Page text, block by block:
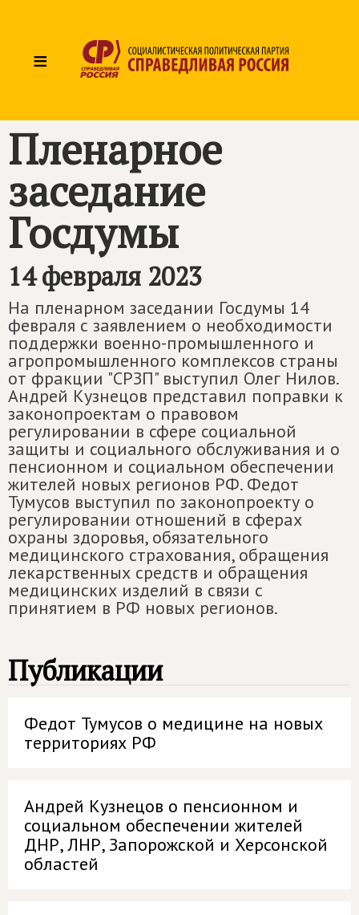
≡
Пленарное
заседание
Госдумы
14 февраля 2023
На пленарном заседании Госдумы 14
февраля с заявлением о необходимости
поддержки военно-промышленного и
агропромышленного комплексов страны
от фракции "СРЗП" выступил Олег Нилов.
Андрей Кузнецов представил поправки к
законопроектам о правовом
регулировании в сфере социальной
защиты и социального обслуживания и о
пенсионном и социальном обеспечении
жителей новых регионов РФ. Федот
Тумусов выступил по законопроекту о
регулировании отношений в сферах
охраны здоровья, обязательного
медицинского страхования, обращения
лекарственных средств и обращения
медицинских изделий в связи с
принятием в РФ новых регионов.
Публикации
Федот Тумусов о медицине на новых
территориях РФ
Андрей Кузнецов о пенсионном и
социальном обеспечении жителей
ДНР, ЛНР, Запорожской и Херсонской
областей